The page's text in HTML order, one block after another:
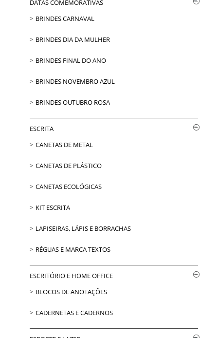
DATAS COMEMORATIVAS
BRINDES CARNAVAL
BRINDES DIA DA MULHER
BRINDES FINAL DO ANO
BRINDES NOVEMBRO AZUL
BRINDES OUTUBRO ROSA
ESCRITA
CANETAS DE METAL
CANETAS DE PLÁSTICO
CANETAS ECOLÓGICAS
KIT ESCRITA
LAPISEIRAS, LÁPIS E BORRACHAS
RÉGUAS E MARCA TEXTOS
ESCRITÓRIO E HOME OFFICE
BLOCOS DE ANOTAÇÕES
CADERNETAS E CADERNOS